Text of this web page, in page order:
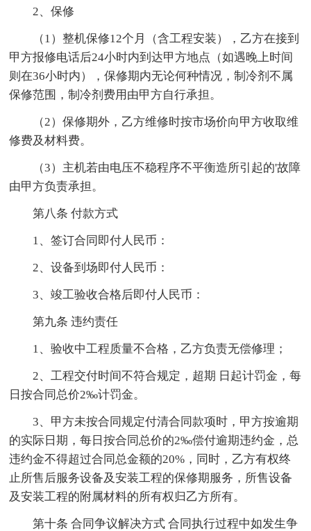
2、保修
（1）整机保修12个月（含工程安装），乙方在接到
甲方报修电话后24小时内到达甲方地点（如遇晚上时间
则在36小时内），保修期内无论何种情况，制冷剂不属
保修范围，制冷剂费用由甲方自行承担。
（2）保修期外，乙方维修时按市场价向甲方收取维
修费及材料费。
（3）主机若由电压不稳程序不平衡造所引起的'故障
由甲方负责承担。
第八条 付款方式
1、签订合同即付人民币：
2、设备到场即付人民币：
3、竣工验收合格后即付人民币：
第九条 违约责任
1、验收中工程质量不合格，乙方负责无偿修理；
2、工程交付时间不符合规定，超期 日起计罚金，每
日按合同总价2‰计罚金。
3、甲方未按合同规定付清合同款项时，甲方按逾期
的实际日期，每日按合同总价的2‰偿付逾期违约金，总
违约金不得超过合同总金额的20%，同时，乙方有权终
止所售后服务设备及安装工程的保修期服务，所售设备
及安装工程的附属材料的所有权归乙方所有。
第十条 合同争议解决方式 合同执行过程中如发生争